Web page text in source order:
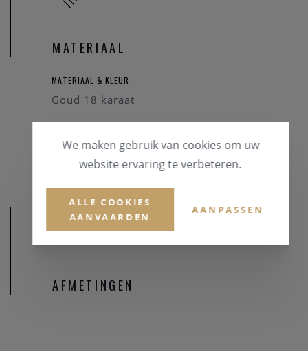
MATERIAAL
MATERIAAL & KLEUR
Goud 18 karaat
Briljant
AFMETINGEN
We maken gebruik van cookies om uw
website ervaring te verbeteren.
ALLE COOKIES
AANVAARDEN
AANPASSEN